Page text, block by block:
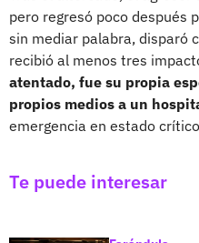
pero regresó poco después
sin mediar palabra, disparó
recibió al menos tres
atentado, fue su propia
propios medios a un
emergencia en estado
Te puede interesar